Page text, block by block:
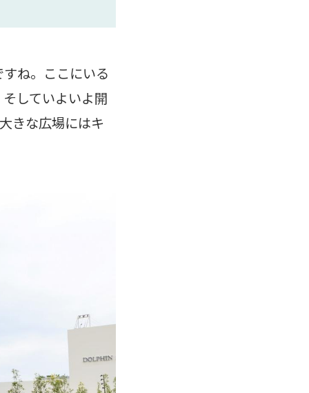
ね。ここにいる
していよいよ開
きな広場にはキ